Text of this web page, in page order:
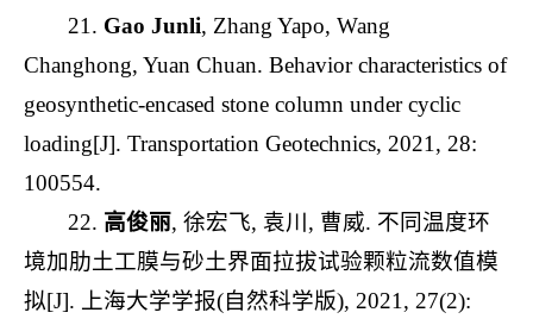
21. Gao Junli, Zhang Yapo, Wang
Changhong, Yuan Chuan. Behavior characteristics of
geosynthetic-encased stone column under cyclic
loading[J]. Transportation Geotechnics, 2021, 28:
100554.
22. 高俊丽, 徐宏飞, 袁川, 曹威. 不同温度环
境加肋土工膜与砂土界面拉拔试验颗粒流数值模
拟[J]. 上海大学学报(自然科学版), 2021, 27(2):